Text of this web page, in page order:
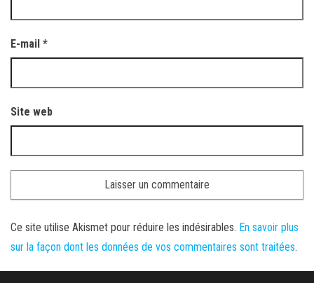
E-mail *
Site web
Ce site utilise Akismet pour réduire les indésirables. En savoir plus
sur la façon dont les données de vos commentaires sont traitées.